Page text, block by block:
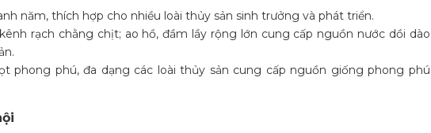
năm, thích hợp cho nhiều loài thủy sản sinh trưởng và phát triển.
rạch chằng chịt; ao hồ, đầm lầy rộng lớn cung cấp nguồn nước dồi dào
phong phú, đa dạng các loài thủy sản cung cấp nguồn giống phong phú